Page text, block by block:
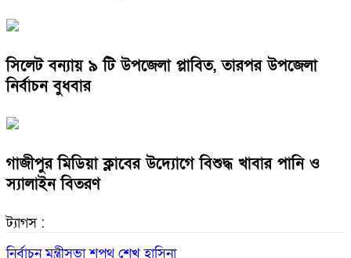
সিলেট বন্যায় ৯ টি উপজেলা প্লাবিত, তারপর উপজেলা
নির্বাচন বুধবার
গাজীপুর মিডিয়া ক্লাবের উদ্যোগে বিশুদ্ধ খাবার পানি ও
স্যালাইন বিতরণ
ট্যাগস :
নির্বাচন মন্ত্রীসভা শপথ শেখ হাসিনা